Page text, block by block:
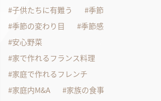
子供たちに有難う
季節
季節の変わり目
季節感
安心野菜
家で作れるフランス料理
家庭で作れるフレンチ
家庭内M&A
家族の食事